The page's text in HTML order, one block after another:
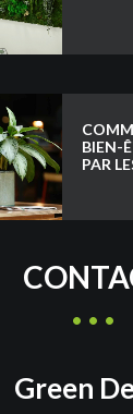
BIEN-
PAR
Green